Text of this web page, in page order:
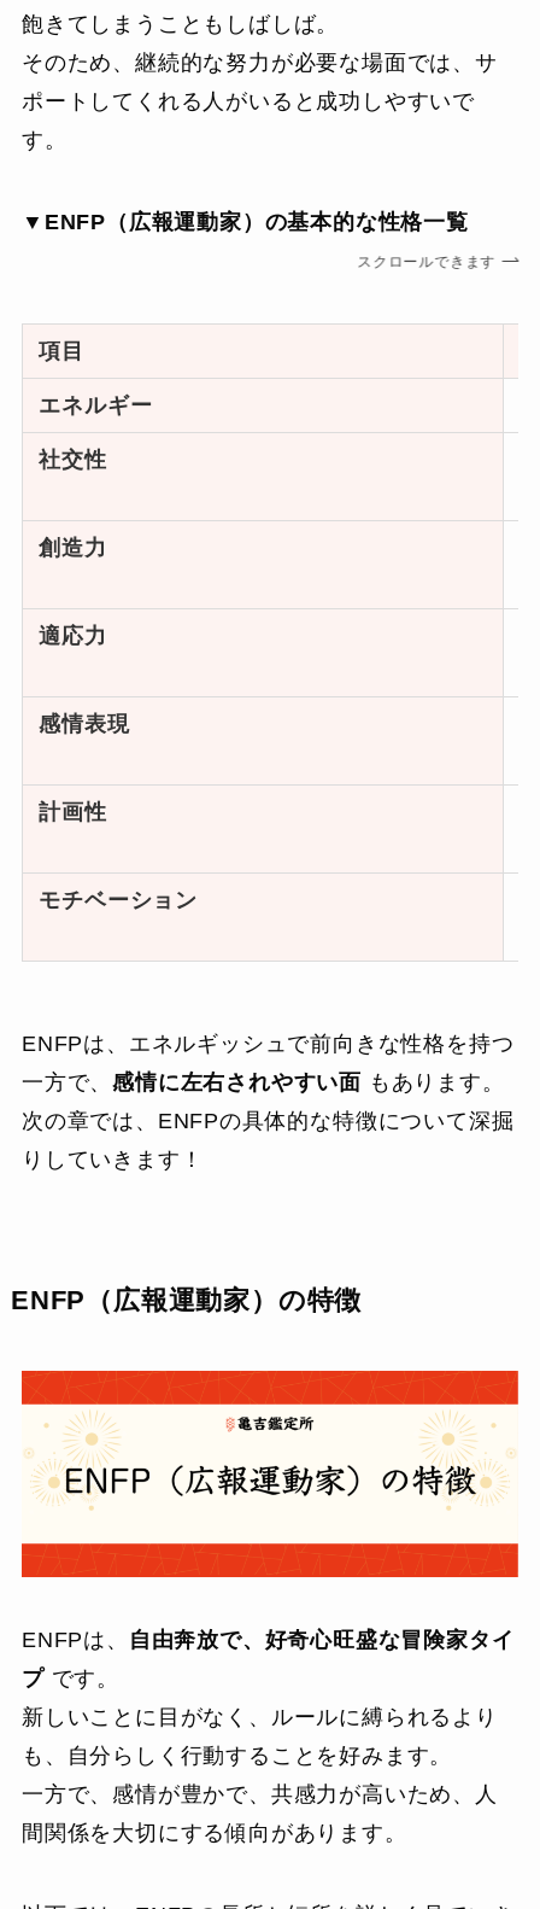
飽きてしまうこともしばしば。
そのため、継続的な努力が必要な場面では、サ
ポートしてくれる人がいると成功しやすいで
す。
▼ENFP（広報運動家）の基本的な性格一覧
スクロールできます
項目
エネルギー
社交性
創造力
適応力
感情表現
計画性
モチベーション
ENFPは、エネルギッシュで前向きな性格を持つ
一方で、感情に左右されやすい面 もあります。
次の章では、ENFPの具体的な特徴について深掘
りしていきます！
ENFP（広報運動家）の特徴
ENFPは、
自由奔放で、好奇心旺盛な冒険家タイ
プです。
新しいことに目がなく、ルールに縛られるより
も、自分らしく行動することを好みます。
一方で、感情が豊かで、共感力が高いため、人
間関係を大切にする傾向があります。